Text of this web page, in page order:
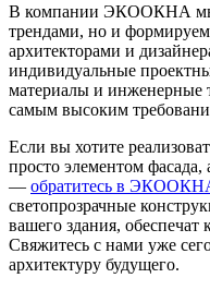
В компании ЭКООКНА мы
трендами, но и
архитекторами и
индивидуальные
материалы и инженерные
самым высоким
Если вы хотите
просто элементом
— обратитесь в
светопрозрачные
вашего здания,
Свяжитесь с нами уже
архитектуру будущего.